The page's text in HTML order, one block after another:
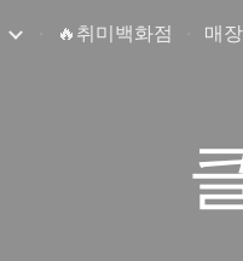
Skip to main
🔥취미백화점 매